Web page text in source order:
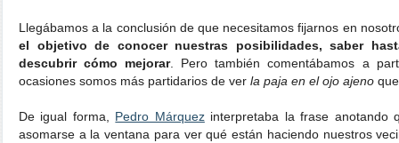
Llegábamos a la conclusión de que necesitamos fijarnos en
el objetivo de conocer nuestras posibilidades, saber
descubrir cómo mejorar. Pero también comentábamos a
ocasiones somos más partidarios de ver la paja en el ojo ajeno
De igual forma, Pedro Márquezinterpretaba la frase anotando
asomarse a la ventana para ver qué están haciendo nuestros